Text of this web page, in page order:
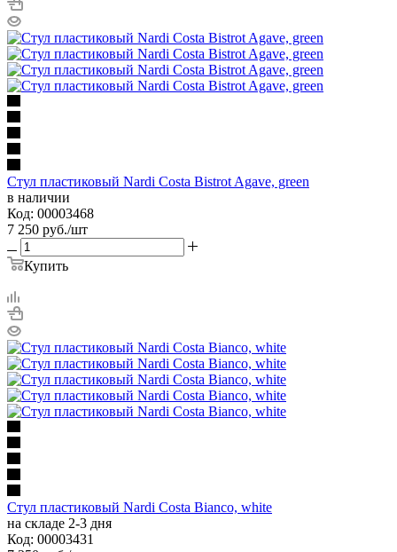
Стул пластиковый Nardi Costa Bistrot Agave, green
в наличии
Код: 00003468
7 250 руб./шт
Купить
Стул пластиковый Nardi Costa Bianco, white
на складе 2-3 дня
Код: 00003431